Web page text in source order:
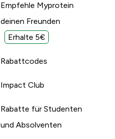
Empfehle Myprotein
deinen Freunden
Erhalte 5€
Rabattcodes
Impact Club
Rabatte für Studenten
und Absolventen